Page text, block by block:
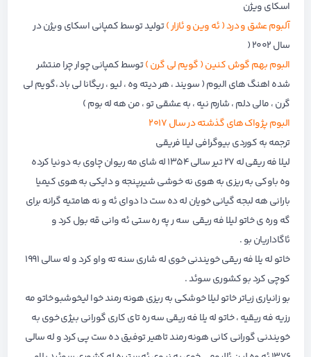
اسکای ویژن
آلبوم عشق و درد ( ئه وین و ئازار )تولید توسط کمپانی اسکای ویژن در
سال ۲۰۰۲ (
البوم بهم گوش کنین ( گویم لی گرن )توسط کمپانی چوار چرا منتشر
شده اهنگ های البوم ( سویند ، هر دیته وه ، لیو ، ریگانا لی باد ،گویم لی
گرن ، مالی دلم ، شارم نیه ، به عشقی تو ، من هه له بوم )
البوم پژواک های گذشته در سال ۲۰۱۷
ترجمه به کوردی بیوگرافی لیلا فریقی
لیلا فه ریقی له ۲۷ تیر سالی ۱۳۵۴ له شای مه ریوان چاوی به دونیا کرده
وه باوکی به ریزی به هوی نه خوشی شیرپنجه و دایکی به هوی کیمیا
بارانی هه لبجه گیانی خویان له ده ست دا دوای ئه و نه هامتیه گرانه برای
گه وره ی خاتو لیلا فه ریقی سه ر په ره ستی ئه وانی قه بول کرد و
ئاگاداریان بو .
خاتو له یلا فه ریقی خویندنی خوی له شاری سنه ته واو کرد و له سالی ۱۹۹۱
کوچی کرد بو کشوری سوئد .
بو زانیاری زیاتر خاتو لیلا خوشکی به ریزی هونه رمند خوا لیخوشبو خاتو مه
رزیه فه ریقیه ، خاتو له یلا فه ریقی سه ره تای کاری گورانی بیژی خوی به
خویندنی گورانی کانی هونه رمند تاهیر توفیق ده ست پی کرد و له سالی